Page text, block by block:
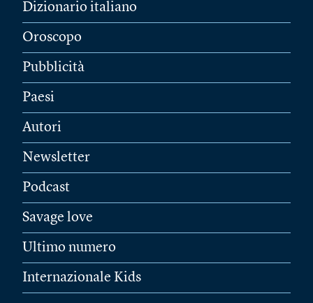
Dizionario italiano
Oroscopo
Pubblicità
Paesi
Autori
Newsletter
Podcast
Savage love
Ultimo numero
Internazionale Kids